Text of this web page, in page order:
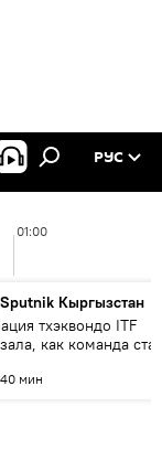
РУС
01:00
Кыргызстан
тхэквондо ITF
как команда
40 мин